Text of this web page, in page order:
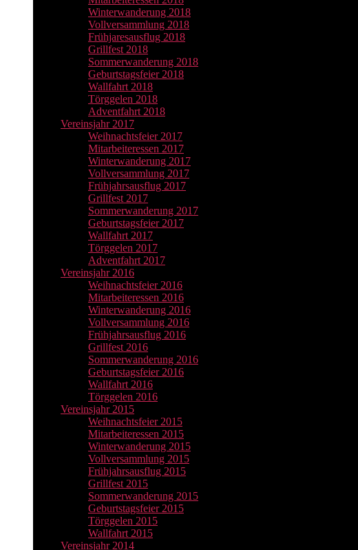
Winterwanderung 2018
Vollversammlung 2018
Frühjaresausflug 2018
Grillfest 2018
Sommerwanderung 2018
Geburtstagsfeier 2018
Wallfahrt 2018
Törggelen 2018
Adventfahrt 2018
Vereinsjahr 2017
Weihnachtsfeier 2017
Mitarbeiteressen 2017
Winterwanderung 2017
Vollversammlung 2017
Frühjahrsausflug 2017
Grillfest 2017
Sommerwanderung 2017
Geburtstagsfeier 2017
Wallfahrt 2017
Törggelen 2017
Adventfahrt 2017
Vereinsjahr 2016
Weihnachtsfeier 2016
Mitarbeiteressen 2016
Winterwanderung 2016
Vollversammlung 2016
Frühjahrsausflug 2016
Grillfest 2016
Sommerwanderung 2016
Geburtstagsfeier 2016
Wallfahrt 2016
Törggelen 2016
Vereinsjahr 2015
Weihnachtsfeier 2015
Mitarbeiteressen 2015
Winterwanderung 2015
Vollversammlung 2015
Frühjahrsausflug 2015
Grillfest 2015
Sommerwanderung 2015
Geburtstagsfeier 2015
Törggelen 2015
Wallfahrt 2015
Vereinsjahr 2014